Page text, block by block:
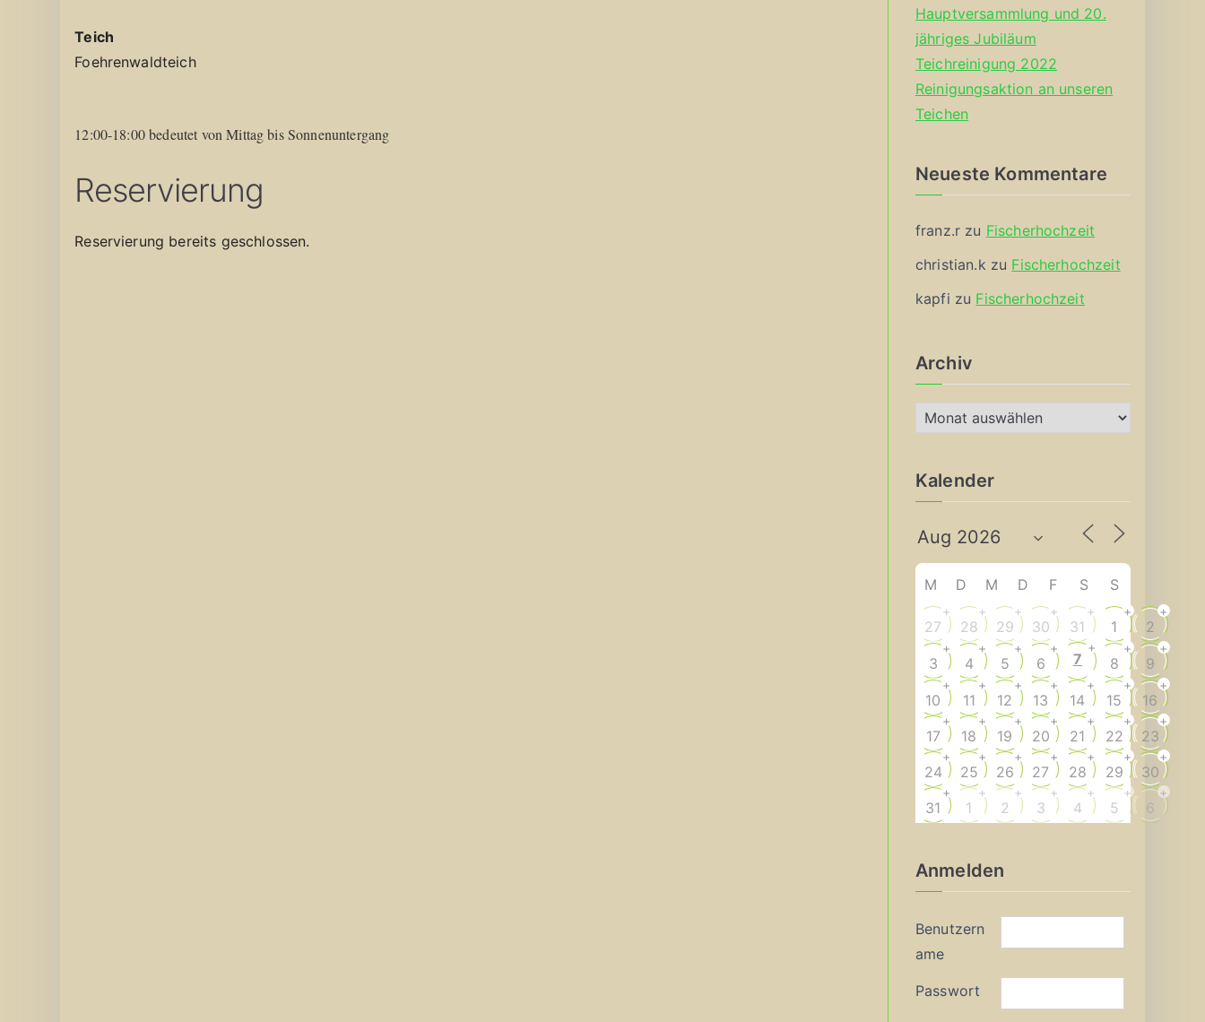
Teich
Foehrenwaldteich
12:00-18:00 bedeutet von Mittag bis Sonnenuntergang
Reservierung
Reservierung bereits geschlossen.
Hauptversammlung und 20.
jähriges Jubiläum
Teichreinigung 2022
Reinigungsaktion an unseren
Teichen
Neueste Kommentare
franz.r zu Fischerhochzeit
christian.k zu Fischerhochzeit
kapfi zu Fischerhochzeit
Archiv
r
h
v
Kalender
M D M D F S S
27
+
28
+
29
+
30
+
31
+
1
+
2
+
3
+
4
+
5
+
6
+
7
+
8
+
9
+
10
+
11
+
12
+
13
+
14
+
15
+
16
+
17
+
18
+
19
+
20
+
21
+
22
+
23
+
24
+
25
+
26
+
27
+
28
+
29
+
30
+
31
+
1
+
2
+
3
+
4
+
5
+
6
+
Anmelden
Benutzern
ame
Passwort